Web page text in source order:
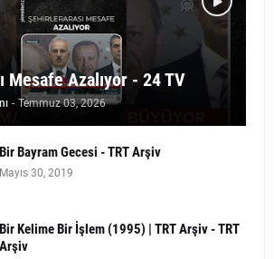
Mesafe Azalıyor - 24 TV
- Temmuz 03, 2026
Bir Bayram Gecesi - TRT Arşiv
Mayıs 30, 2019
Bir Kelime Bir İşlem (1995) | TRT Arşiv - TRT
Arşiv